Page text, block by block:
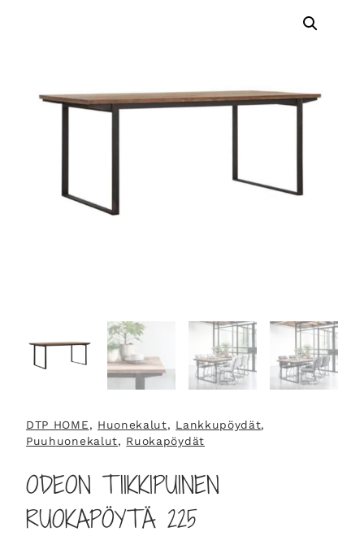
DTP HOME, Huonekalut, Lankkupöydät
Puuhuonekalut, Ruokapöydät
ODEON TIIKKIPUINEN
RUOKAPÖYTÄ 225